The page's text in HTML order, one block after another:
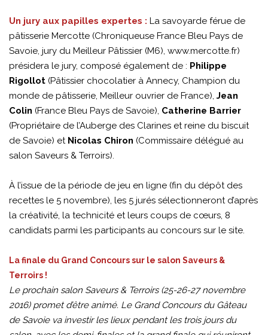
Un jury aux papilles expertes : La savoyarde férue de
pâtisserie Mercotte (Chroniqueuse France Bleu Pays de
Savoie, jury du Meilleur Pâtissier (M6), www.mercotte.fr)
présidera le jury, composé également de : Philippe
Rigollot (Pâtissier chocolatier à Annecy, Champion du
monde de pâtisserie, Meilleur ouvrier de France), Jean
Colin (France Bleu Pays de Savoie), Catherine Barrier
(Propriétaire de l’Auberge des Clarines et reine du biscuit
de Savoie) et Nicolas Chiron (Commissaire délégué au
salon Saveurs & Terroirs).
À l’issue de la période de jeu en ligne (fin du dépôt des
recettes le 5 novembre), les 5 jurés sélectionneront d’après
la créativité, la technicité et leurs coups de cœurs, 8
candidats parmi les participants au concours sur le site.
La finale du Grand Concours sur le salon Saveurs &
Terroirs !
Le prochain salon Saveurs & Terroirs (25-26-27 novembre
2016) promet d’être animé. Le Grand Concours du Gâteau
de Savoie va investir les lieux pendant les trois jours du